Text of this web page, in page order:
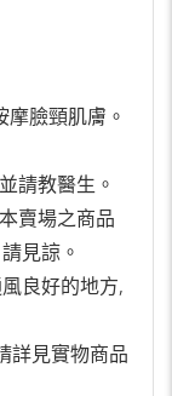
臉頸肌膚。
請教醫生。
賣場之商品
見諒。
良好的地方,
詳見實物商品